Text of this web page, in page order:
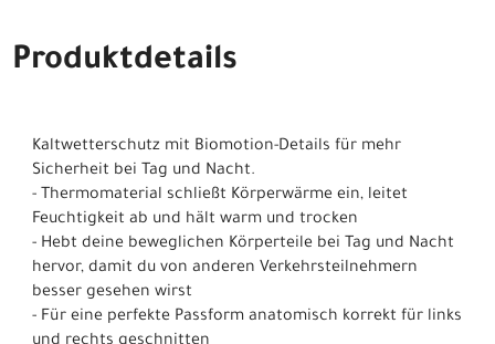
Produktdetails
Kaltwetterschutz mit Biomotion-Details für mehr
Sicherheit bei Tag und Nacht.
- Thermomaterial schließt Körperwärme ein, leitet
Feuchtigkeit ab und hält warm und trocken
- Hebt deine beweglichen Körperteile bei Tag und Nacht
hervor, damit du von anderen Verkehrsteilnehmern
besser gesehen wirst
- Für eine perfekte Passform anatomisch korrekt für links